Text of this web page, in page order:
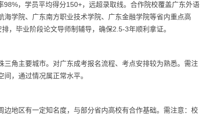
，学员平均得分150+，远超录取线。合作院校覆盖广东外语
学院、广东南方职业技术学院、广东金融学院等省内重点高
，毕业阶段论文导师制辅导，确保2.5-3年顺利拿证。
角主要城市。对广东成考报名流程、考点安排较为熟悉。需注
，通过情况属正常水平。
地区有一定知名度，与部分省内高校有合作基础。需注意：校